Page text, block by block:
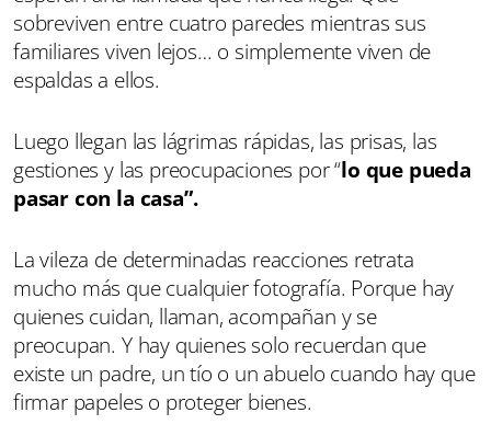
sobreviven entre cuatro paredes mientras sus
familiares viven lejos… o simplemente viven de
espaldas a ellos.
Luego llegan las lágrimas rápidas, las prisas, las
gestiones y las preocupaciones por “lo que pueda
pasar con la casa”.
La vileza de determinadas reacciones retrata
mucho más que cualquier fotografía. Porque hay
quienes cuidan, llaman, acompañan y se
preocupan. Y hay quienes solo recuerdan que
existe un padre, un tío o un abuelo cuando hay que
firmar papeles o proteger bienes.